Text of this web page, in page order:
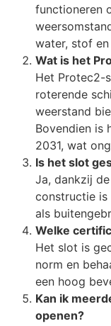
functioneren
water, stof
Wat is het
Het Protec2-
roterende
weerstand
Bovendien is
2031, wat
Is het slot
Ja, dankzij
constructie
als
Welke
Het slot is
norm en
een hoog
Kan ik
openen?